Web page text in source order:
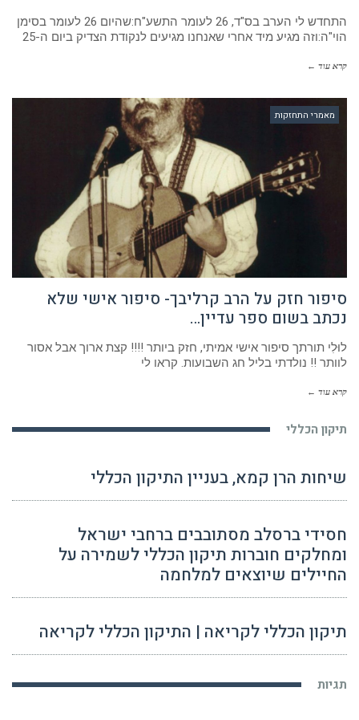
התחדש לי הערב בס"ד, 26 לעומר התשע"ח:שהיום 26 לעומר בסימן
הוי"ה:וזה מגיע מיד אחרי שאנחנו מגיעים לנקודת הצדיק ביום ה-25
קרא עוד ←
מאמרי התחזקות
סיפור חזק על הרב קרליבך- סיפור אישי שלא
נכתב בשום ספר עדיין…
לוּלִי תורתך סיפור אישי אמיתי, חזק ביותר !!!! קצת ארוך אבל אסור
לוותר !! נולדתי בליל חג השבועות. קראו לי
קרא עוד ←
תיקון הכללי
שיחות הרן קמא, בעניין התיקון הכללי
חסידי ברסלב מסתובבים ברחבי ישראל
ומחלקים חוברות תיקון הכללי לשמירה על
החיילים שיוצאים למלחמה
תיקון הכללי לקריאה | התיקון הכללי לקריאה
תגיות